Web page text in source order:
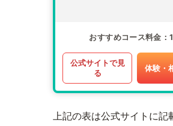
おすすめコース料金
公式サイトで見
る
体験・
上記の表は公式サイトに記